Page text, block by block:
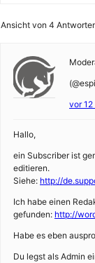
Ansicht von 4
vor
Hallo,
ein Subscriber ist
editieren.
Siehe: http://
Ich habe einen
gefunden: http://
Habe es eben
Du legst als Admin